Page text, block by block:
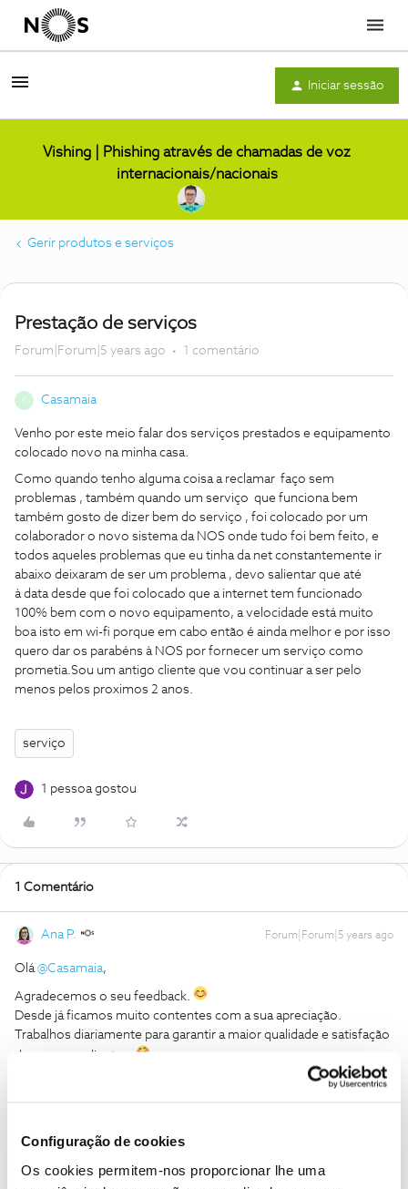
Configuração de cookies
Os cookies permitem-nos proporcionar lhe uma
Menu
Iniciar sessão
Vishing | Phishing através de chamadas de voz
internacionais/nacionais
Gerir produtos e serviços
Prestação de serviços
Forum|Forum|5 years ago 1 comentário
Casamaia
Venho por este meio falar dos serviços prestados e equipamento
colocado novo na minha casa.
Como quando tenho alguma coisa a reclamar faço sem
problemas , também quando um serviço que funciona bem
também gosto de dizer bem do serviço , foi colocado por um
colaborador o novo sistema da NOS onde tudo foi bem feito, e
todos aqueles problemas que eu tinha da net constantemente ir
abaixo deixaram de ser um problema , devo salientar que até
à data desde que foi colocado que a internet tem funcionado
100% bem com o novo equipamento, a velocidade está muito
boa isto em wi-fi porque em cabo então é ainda melhor e por isso
quero dar os parabéns à NOS por fornecer um serviço como
prometia.Sou um antigo cliente que vou continuar a ser pelo
menos pelos proximos 2 anos.
serviço
1 pessoa gostou
1 Comentário
Ana P. Forum|Forum|5 years ago
Olá@Casamaia,
Agradecemos o seu feedback.
Desde já ficamos muito contentes com a sua apreciação.
Trabalhos diariamente para garantir a maior qualidade e satisfação
dos nossos clientes.
Caso tenha alguma dúvida ou sugestão, partilhe connosco.
Ajude a comunidade a encontrar informação relevante. Marque